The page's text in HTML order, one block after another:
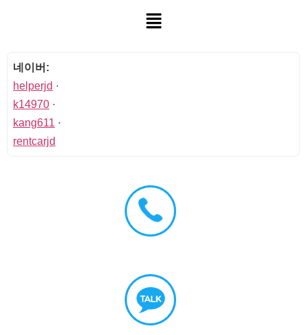
네이버:
helperjd ·
k14970 ·
kang611 ·
rentcarjd